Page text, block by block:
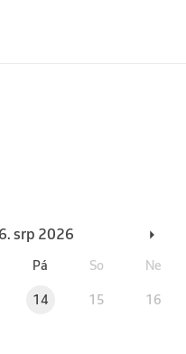
srp 2026
Pá So Ne
14 15 16